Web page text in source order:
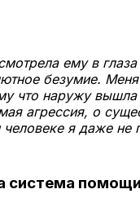
ему в
безумие.
что наружу
агрессия, о
я даже не
система